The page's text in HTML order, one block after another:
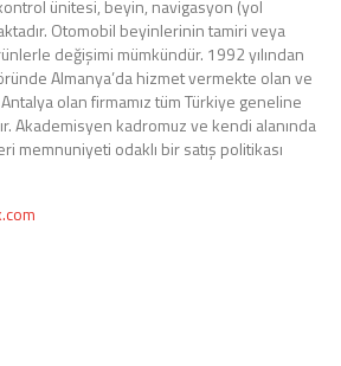
ünitesi, beyin, navigasyon (yol
Otomobil beyinlerinin tamiri veya
değişimi mümkündür. 1992 yılından
Almanya’da hizmet vermekte olan ve
olan firmamız tüm Türkiye geneline
Akademisyen kadromuz ve kendi alanında
memnuniyeti odaklı bir satış politikası